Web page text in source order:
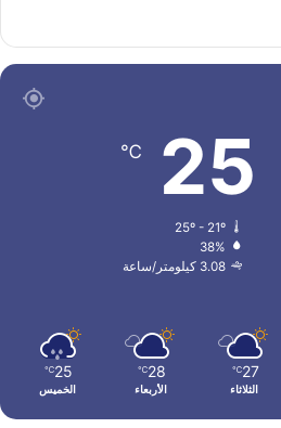
25
℃
25º - 21º
38%
3.08 كيلومتر/ساعة
27
℃
الثلاثاء
28
℃
الأربعاء
25
℃
الخميس